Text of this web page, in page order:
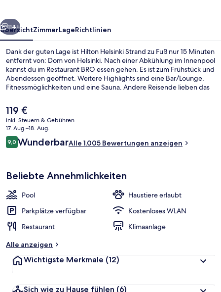
Weiter
114+
ÜbersichtZimmerLageRichtlinien
Dank der guten Lage ist Hilton Helsinki Strand zu Fuß nur 15 Minuten
entfernt von: Dom von Helsinki. Nach einer Abkühlung im Innenpool
kannst du im Restaurant BRO essen gehen. Es ist zum Frühstück und
Abendessen geöffnet. Weitere Highlights sind eine Bar/Lounge,
Fitnessmöglichkeiten und eine Sauna. Andere Reisende lieben das
kurzen Fußmarsch entfernt: Zur Straßenbahnhaltestelle Hakaniemi
sind es 4 Minuten und zur Straßenbahnhaltestelle Kallion virastotalo
6 Minuten.
Der
aktuelle
Preis
beträgt
119 €.
119 €
inkl. Steuern & Gebühren
17. Aug.–18. Aug.
Bewertungen
9,09,0 von 10.
WunderbarAlle 1.005 Bewertungen anzeigen
Beliebte Annehmlichkeiten
Pool
Haustiere erlaubt
Parkplätze verfügbar
Kostenloses WLAN
Restaurant
Klimaanlage
Alle anzeigen
Wichtigste Merkmale (12)
Sich wie zu Hause fühlen (6)